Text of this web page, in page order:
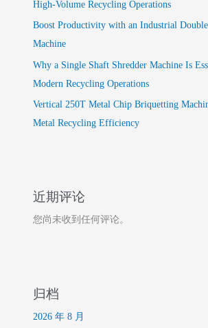
High-Volume Recycling Operations
Boost Productivity with an Industrial
Machine
Why a Single Shaft Shredder Machine Is
Modern Recycling Operations
Vertical 250T Metal Chip Briquetting
Metal Recycling Efficiency
近期评论
您尚未收到任何评论。
归档
2026 年 8 月